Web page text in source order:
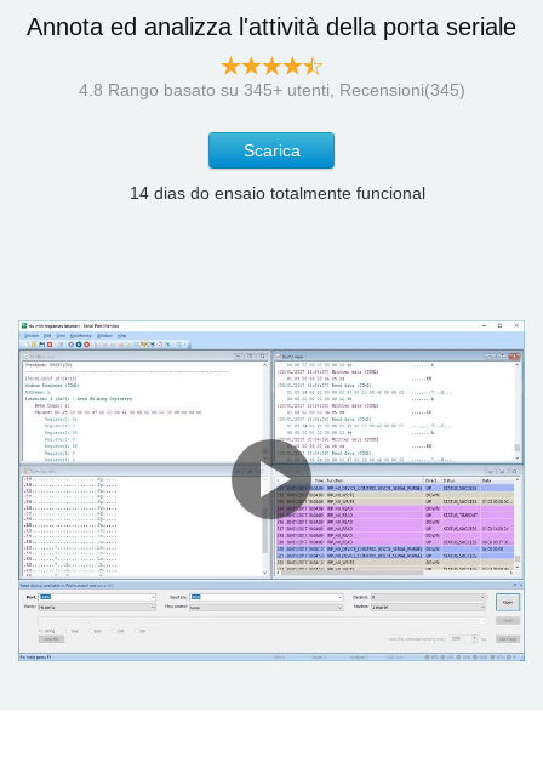
Annota ed analizza l'attività della porta seriale
4.8 Rango basato su 345+ utenti, Recensioni(345)
Scarica
14 dias do ensaio totalmente funcional